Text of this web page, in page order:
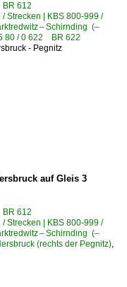
BR 612
/ Strecken | KBS 800-999 /
– Schirnding (–
80 / 0 622 BR 622
- Pegnitz
auf Gleis 3
BR 612
/ Strecken | KBS 800-999 /
– Schirnding (–
(rechts der Pegnitz),